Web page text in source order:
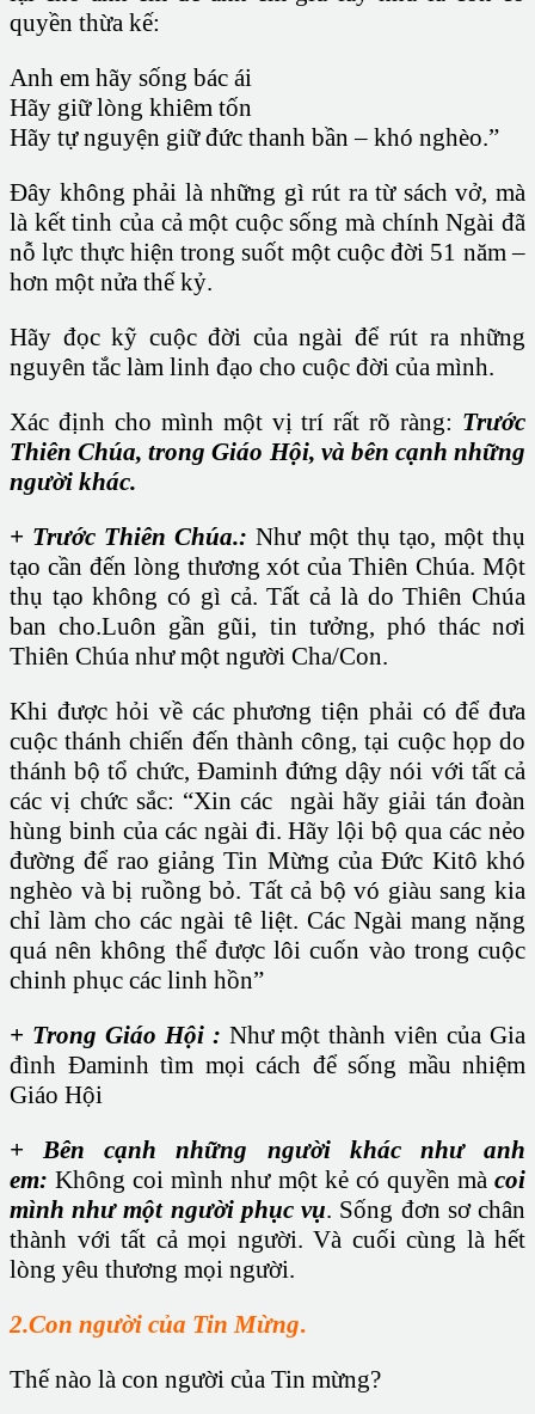
quyền thừa kế:
Anh em hãy sống bác ái
Hãy giữ lòng khiêm tốn
Hãy tự nguyện giữ đức thanh bần – khó nghèo.”
Đây không phải là những gì rút ra từ sách vở, mà
là kết tinh của cả một cuộc sống mà chính Ngài đã
nỗ lực thực hiện trong suốt một cuộc đời 51 năm –
hơn một nửa thế kỷ.
Hãy đọc kỹ cuộc đời của ngài để rút ra những
nguyên tắc làm linh đạo cho cuộc đời của mình.
Xác định cho mình một vị trí rất rõ ràng: Trước
Thiên Chúa, trong Giáo Hội, và bên cạnh những
người khác.
+ Trước Thiên Chúa.: Như một thụ tạo, một thụ
tạo cần đến lòng thương xót của Thiên Chúa. Một
thụ tạo không có gì cả. Tất cả là do Thiên Chúa
ban cho.Luôn gần gũi, tin tưởng, phó thác nơi
Thiên Chúa như một người Cha/Con.
Khi được hỏi về các phương tiện phải có để đưa
cuộc thánh chiến đến thành công, tại cuộc họp do
thánh bộ tổ chức, Đaminh đứng dậy nói với tất cả
các vị chức sắc: “Xin các ngài hãy giải tán đoàn
hùng binh của các ngài đi. Hãy lội bộ qua các nẻo
đường để rao giảng Tin Mừng của Đức Kitô khó
nghèo và bị ruồng bỏ. Tất cả bộ vó giàu sang kia
chỉ làm cho các ngài tê liệt. Các Ngài mang nặng
quá nên không thể được lôi cuốn vào trong cuộc
chinh phục các linh hồn”
+ Trong Giáo Hội : Như một thành viên của Gia
đình Đaminh tìm mọi cách để sống mầu nhiệm
Giáo Hội
+ Bên cạnh những người khác như anh
em: Không coi mình như một kẻ có quyền mà coi
mình như một người phục vụ. Sống đơn sơ chân
thành với tất cả mọi người. Và cuối cùng là hết
lòng yêu thương mọi người.
2.Con người của Tin Mừng.
Thế nào là con người của Tin mừng?